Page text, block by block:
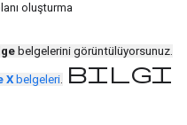
oluşturma
belgelerini görüntülüyorsunuz.
X belgeleri. bilgi